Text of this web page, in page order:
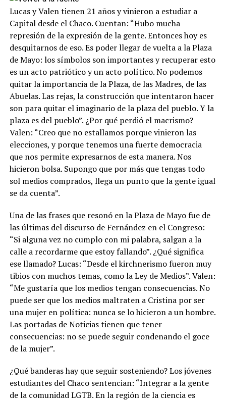
Lucas y Valen tienen 21 años y vinieron a estudiar a
Capital desde el Chaco. Cuentan: “Hubo mucha
represión de la expresión de la gente. Entonces hoy es
desquitarnos de eso. Es poder llegar de vuelta a la Plaza
de Mayo: los símbolos son importantes y recuperar esto
es un acto patriótico y un acto político. No podemos
quitar la importancia de la Plaza, de las Madres, de las
Abuelas. Las rejas, la construcción que intentaron hacer
son para quitar el imaginario de la plaza del pueblo. Y la
plaza es del pueblo”. ¿Por qué perdió el macrismo?
Valen: “Creo que no estallamos porque vinieron las
elecciones, y porque tenemos una fuerte democracia
que nos permite expresarnos de esta manera. Nos
hicieron bolsa. Supongo que por más que tengas todo
sol medios comprados, llega un punto que la gente igual
se da cuenta”.
Una de las frases que resonó en la Plaza de Mayo fue de
las últimas del discurso de Fernández en el Congreso:
“Si alguna vez no cumplo con mi palabra, salgan a la
calle a recordarme que estoy fallando”. ¿Qué significa
ese llamado? Lucas: “Desde el kirchnerismo fueron muy
tibios con muchos temas, como la Ley de Medios”. Valen:
“Me gustaría que los medios tengan consecuencias. No
puede ser que los medios maltraten a Cristina por ser
una mujer en política: nunca se lo hicieron a un hombre.
Las portadas de Noticias tienen que tener
consecuencias: no se puede seguir condenando el goce
de la mujer”.
¿Qué banderas hay que seguir sosteniendo? Los jóvenes
estudiantes del Chaco sentencian: “Integrar a la gente
de la comunidad LGTB. En la región de la ciencia es